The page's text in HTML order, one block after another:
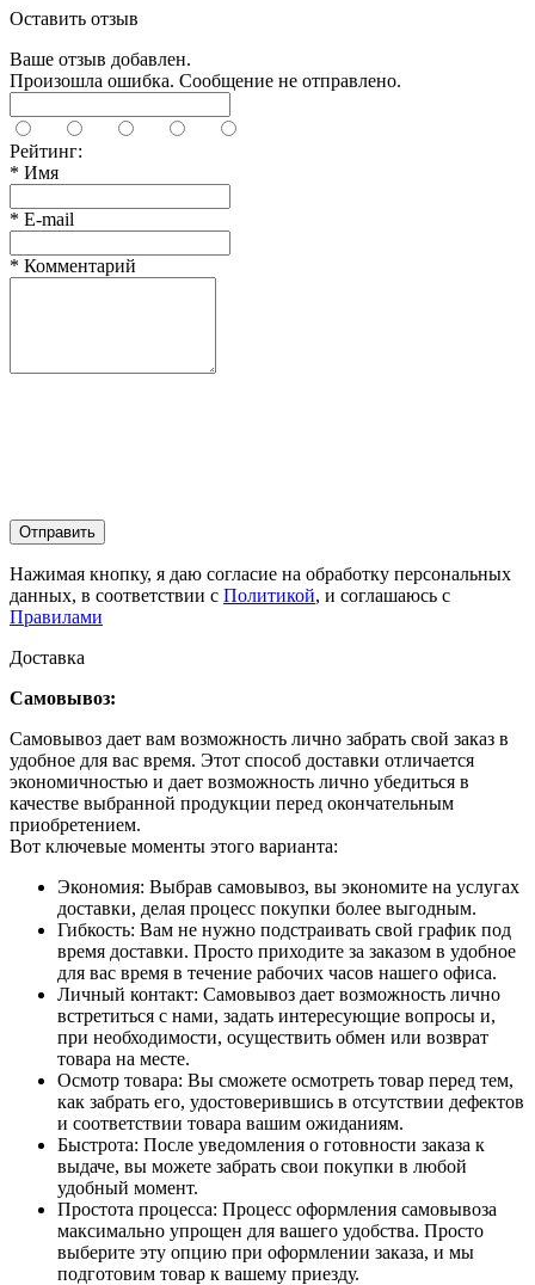
Оставить отзыв
Ваше отзыв добавлен.
Произошла ошибка. Сообщение не отправлено.
Рейтинг:
* Имя
* E-mail
* Комментарий
Отправить
Нажимая кнопку, я даю согласие на обработку персональных
данных, в соответствии с Политикой, и соглашаюсь с
Правилами
Доставка
Самовывоз:
Самовывоз дает вам возможность лично забрать свой заказ в
удобное для вас время. Этот способ доставки отличается
экономичностью и дает возможность лично убедиться в
качестве выбранной продукции перед окончательным
приобретением.
Вот ключевые моменты этого варианта:
Экономия: Выбрав самовывоз, вы экономите на услугах
доставки, делая процесс покупки более выгодным.
Гибкость: Вам не нужно подстраивать свой график под
время доставки. Просто приходите за заказом в удобное
для вас время в течение рабочих часов нашего офиса.
Личный контакт: Самовывоз дает возможность лично
встретиться с нами, задать интересующие вопросы и,
при необходимости, осуществить обмен или возврат
товара на месте.
Осмотр товара: Вы сможете осмотреть товар перед тем,
как забрать его, удостоверившись в отсутствии дефектов
и соответствии товара вашим ожиданиям.
Быстрота: После уведомления о готовности заказа к
выдаче, вы можете забрать свои покупки в любой
удобный момент.
Простота процесса: Процесс оформления самовывоза
максимально упрощен для вашего удобства. Просто
выберите эту опцию при оформлении заказа, и мы
подготовим товар к вашему приезду.